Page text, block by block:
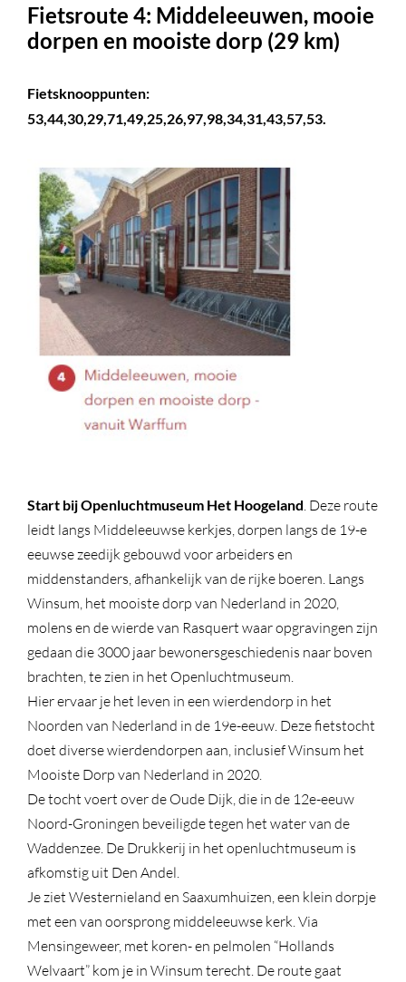
Fietsroute 4: Middeleeuwen, mooie
dorpen en mooiste dorp (29 km)
Fietsknooppunten:
53,44,30,29,71,49,25,26,97,98,34,31,43,57,53.
Start bij Openluchtmuseum Het Hoogeland. Deze route
leidt langs Middeleeuwse kerkjes, dorpen langs de 19-e
eeuwse zeedijk gebouwd voor arbeiders en
middenstanders, afhankelijk van de rijke boeren. Langs
Winsum, het mooiste dorp van Nederland in 2020,
molens en de wierde van Rasquert waar opgravingen zijn
gedaan die 3000 jaar bewonersgeschiedenis naar boven
brachten, te zien in het Openluchtmuseum.
Hier ervaar je het leven in een wierdendorp in het
Noorden van Nederland in de 19e-eeuw. Deze fietstocht
doet diverse wierdendorpen aan, inclusief Winsum het
Mooiste Dorp van Nederland in 2020.
De tocht voert over de Oude Dijk, die in de 12e-eeuw
Noord-Groningen beveiligde tegen het water van de
Waddenzee. De Drukkerij in het openluchtmuseum is
afkomstig uit Den Andel.
Je ziet Westernieland en Saaxumhuizen, een klein dorpje
met een van oorsprong middeleeuwse kerk. Via
Mensingeweer, met koren- en pelmolen “Hollands
Welvaart” kom je in Winsum terecht. De route gaat